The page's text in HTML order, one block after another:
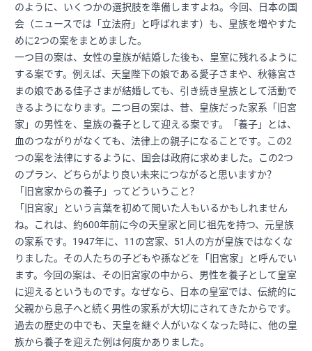
のように、いくつかの選択肢を準備しますよね。今回、日本の国
会（ニュースでは「立法府」と呼ばれます）も、皇族を増やすた
めに2つの案をまとめました。
一つ目の案は、女性の皇族が結婚した後も、皇室に残れるように
する案です。例えば、天皇陛下の娘である愛子さまや、秋篠宮さ
まの娘である佳子さまが結婚しても、引き続き皇族として活動で
きるようになります。二つ目の案は、昔、皇族だった家系「旧宮
家」の男性を、皇族の養子として迎える案です。「養子」とは、
血のつながりがなくても、法律上の親子になることです。この2
つの案を法律にするように、国会は政府に求めました。この2つ
のプラン、どちらがより良い未来につながると思いますか？
「旧宮家からの養子」ってどういうこと？
「旧宮家」という言葉を初めて聞いた人もいるかもしれません
ね。これは、約600年前に今の天皇家と同じ祖先を持つ、元皇族
の家系です。1947年に、11の宮家、51人の方が皇族ではなくな
りました。その人たちの子どもや孫などを「旧宮家」と呼んでい
ます。今回の案は、その旧宮家の中から、男性を養子として皇室
に迎えるというものです。なぜなら、日本の皇室では、伝統的に
父親から息子へと続く男性の家系が大切にされてきたからです。
過去の歴史の中でも、天皇を継ぐ人がいなくなった時に、他の皇
族から養子を迎えた例は何度かありました。